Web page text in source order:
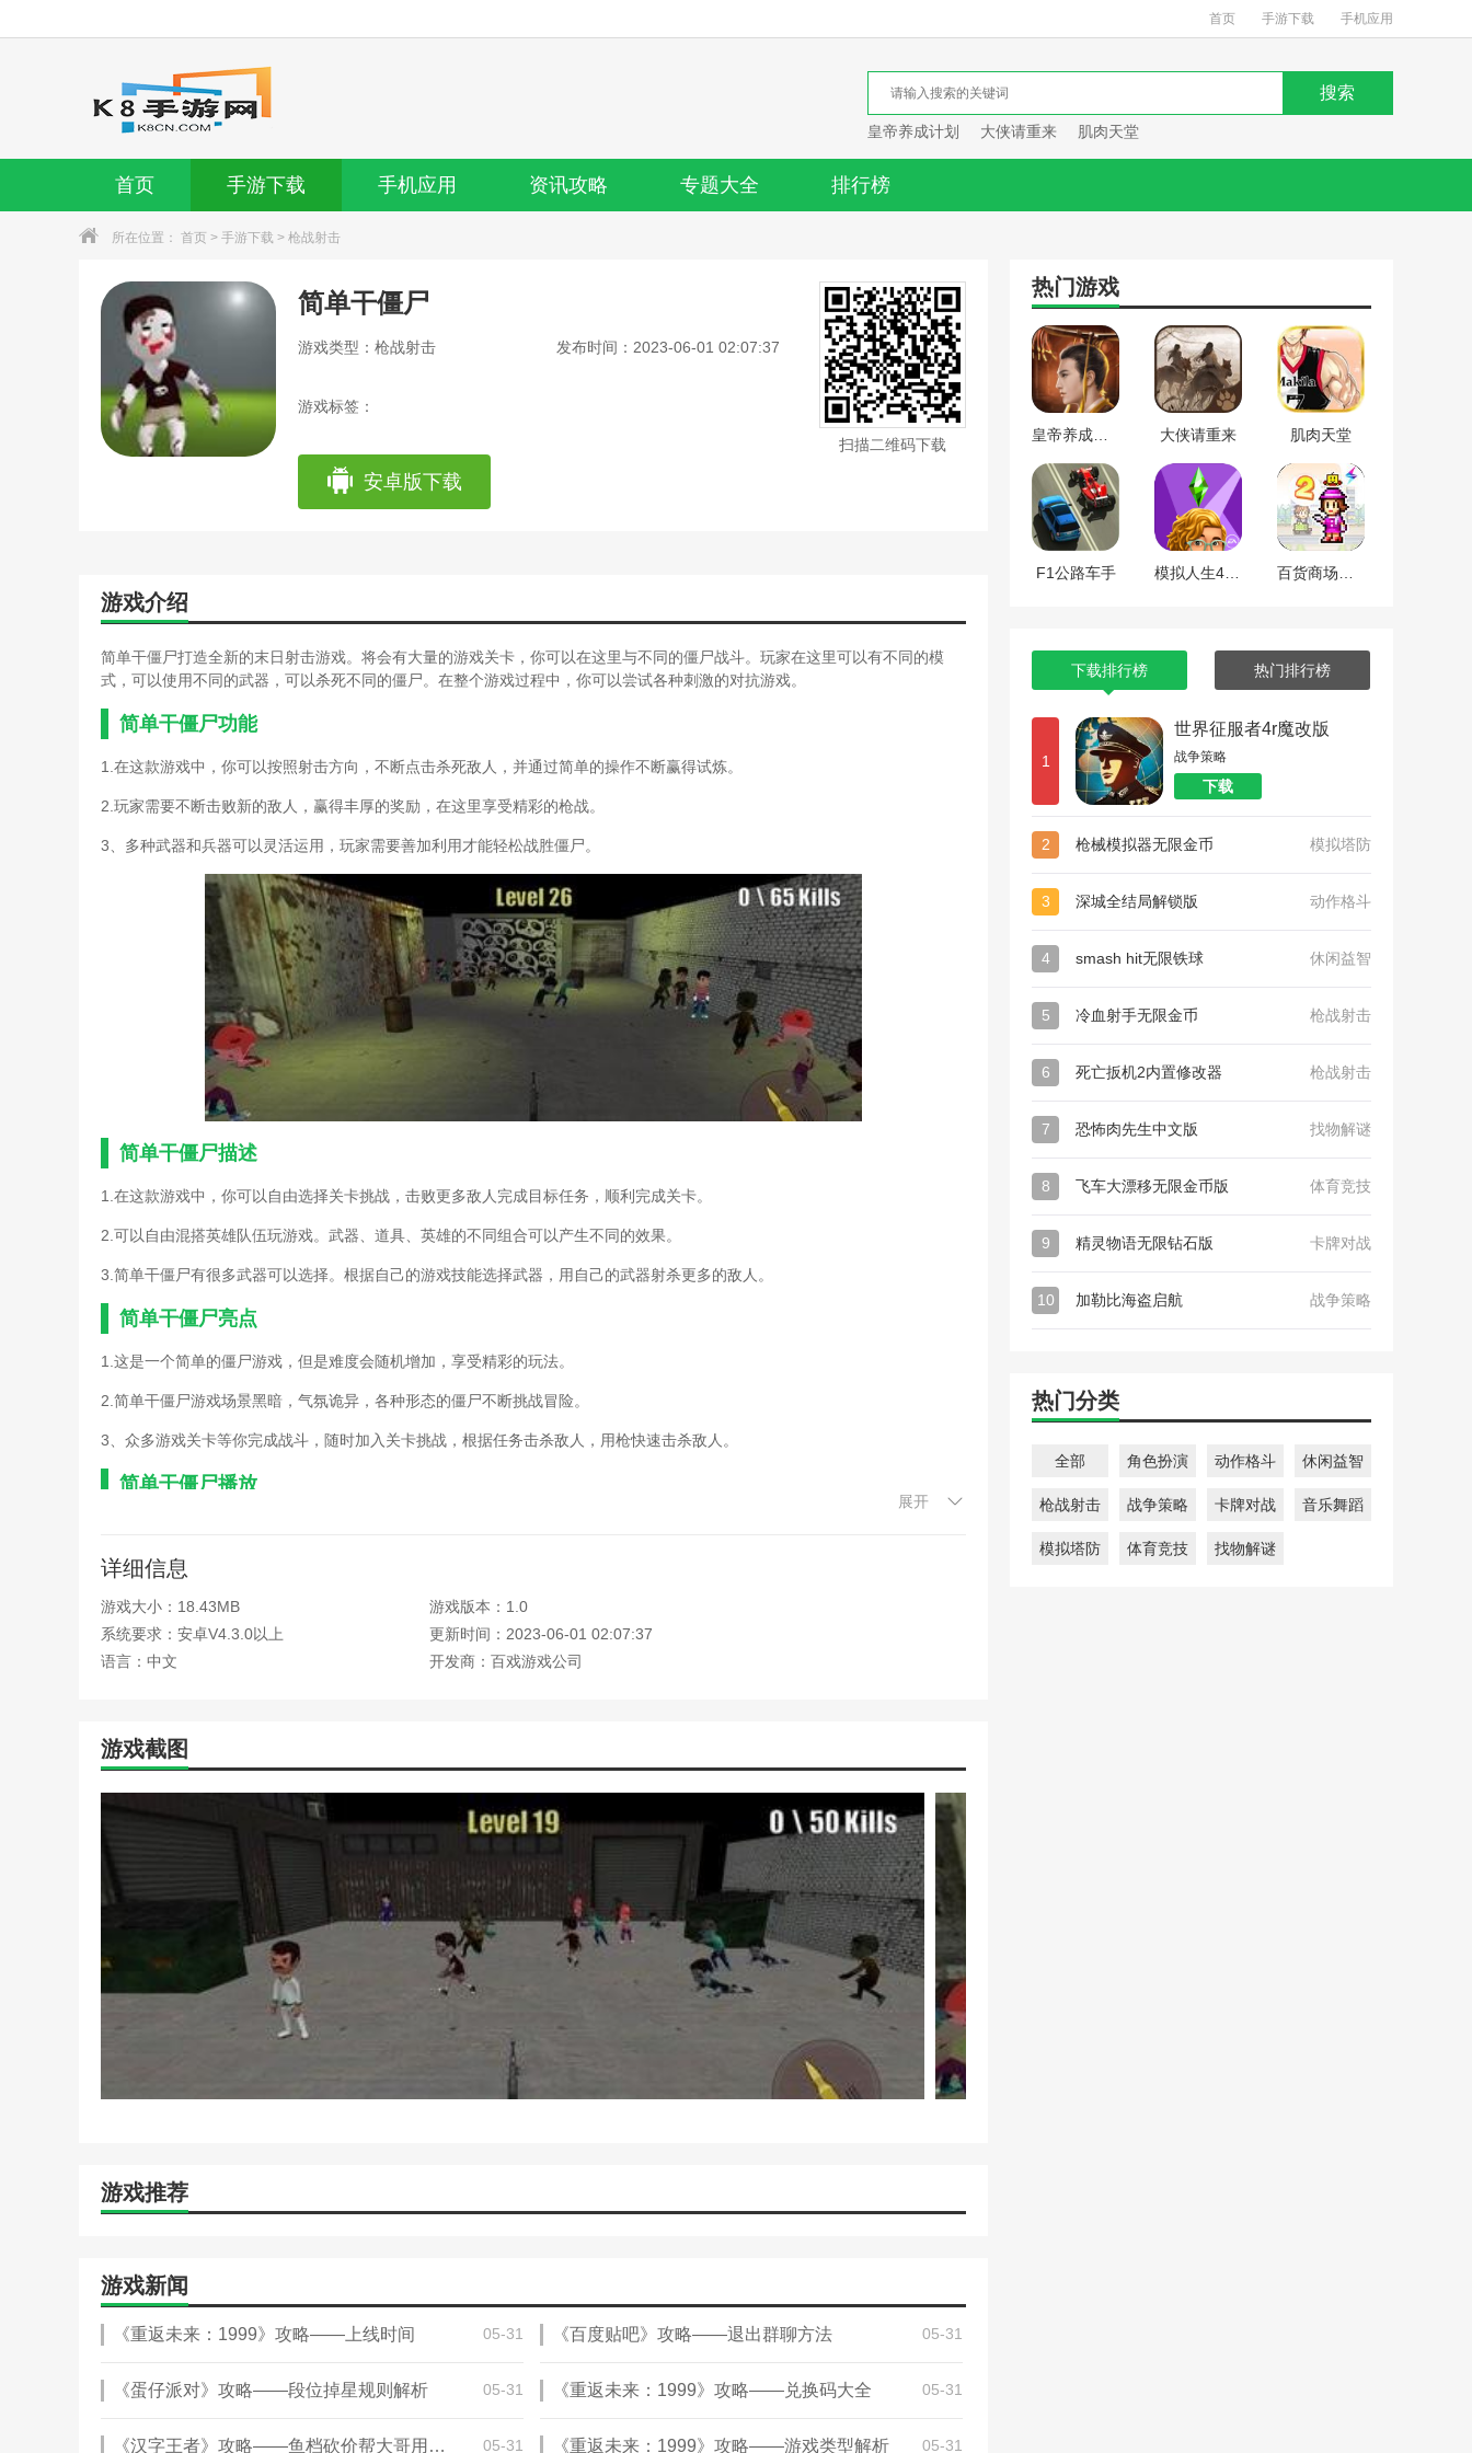
首页 手游下载 手机应用
皇帝养成计划 大侠请重来 肌肉天堂
首页 手游下载 手机应用 资讯攻略 专题大全 排行榜
所在位置： 首页 > 手游下载 > 枪战射击
简单干僵尸
游戏类型：枪战射击 发布时间：2023-06-01 02:07:37
游戏标签：
安卓版下载
扫描二维码下载
游戏介绍
简单干僵尸打造全新的末日射击游戏。将会有大量的游戏关卡，你可以在这里与不同的僵尸战斗。玩家在这里可以有不同的模
式，可以使用不同的武器，可以杀死不同的僵尸。在整个游戏过程中，你可以尝试各种刺激的对抗游戏。
简单干僵尸功能
1.在这款游戏中，你可以按照射击方向，不断点击杀死敌人，并通过简单的操作不断赢得试炼。
2.玩家需要不断击败新的敌人，赢得丰厚的奖励，在这里享受精彩的枪战。
3、多种武器和兵器可以灵活运用，玩家需要善加利用才能轻松战胜僵尸。
简单干僵尸描述
1.在这款游戏中，你可以自由选择关卡挑战，击败更多敌人完成目标任务，顺利完成关卡。
2.可以自由混搭英雄队伍玩游戏。武器、道具、英雄的不同组合可以产生不同的效果。
3.简单干僵尸有很多武器可以选择。根据自己的游戏技能选择武器，用自己的武器射杀更多的敌人。
简单干僵尸亮点
1.这是一个简单的僵尸游戏，但是难度会随机增加，享受精彩的玩法。
2.简单干僵尸游戏场景黑暗，气氛诡异，各种形态的僵尸不断挑战冒险。
3、众多游戏关卡等你完成战斗，随时加入关卡挑战，根据任务击杀敌人，用枪快速击杀敌人。
简单干僵尸播放
2.只有消灭所有的丧尸，才能取得胜利。丧尸的速度和状态都不一样，越来越强。
3.感受刺激和上瘾的游戏。简单干僵尸游戏可以不断挑战，获得丰厚的游戏奖励。
4.学习新的游戏技巧，以熟练的动作完成任务，击中更多的目标，赢得游戏中的每一场胜利。
展开
详细信息
游戏大小：18.43MB
游戏版本：1.0
系统要求：安卓V4.3.0以上
更新时间：2023-06-01 02:07:37
语言：中文
开发商：百戏游戏公司
游戏截图
游戏推荐
游戏新闻
《重返未来：1999》攻略——上线时间 05-31 《百度贴吧》攻略——退出群聊方法 05-31
《蛋仔派对》攻略——段位掉星规则解析 05-31 《重返未来：1999》攻略——兑换码大全 05-31
《汉字王者》攻略——鱼档砍价帮大哥用最低价租下鱼档通关攻略 05-31 《重返未来：1999》攻略——游戏类型解析 05-31
热门游戏
大侠请重来 肌肉天堂
F1公路车手
下载排行榜 热门排行榜
1
世界征服者4r魔改版
战争策略
下载
2 枪械模拟器无限金币 模拟塔防
3 深城全结局解锁版 动作格斗
4 smash hit无限铁球 休闲益智
5 冷血射手无限金币 枪战射击
6 死亡扳机2内置修改器 枪战射击
7 恐怖肉先生中文版 找物解谜
8 飞车大漂移无限金币版 体育竞技
9 精灵物语无限钻石版 卡牌对战
10 加勒比海盗启航 战争策略
热门分类
全部 角色扮演 动作格斗 休闲益智
枪战射击 战争策略 卡牌对战 音乐舞蹈
模拟塔防 体育竞技 找物解谜